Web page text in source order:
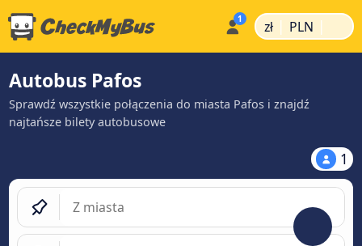
zł | PLN |
Autobus Pafos
Sprawdź wszystkie połączenia do miasta Pafos i znajdź
najtańsze bilety autobusowe
1